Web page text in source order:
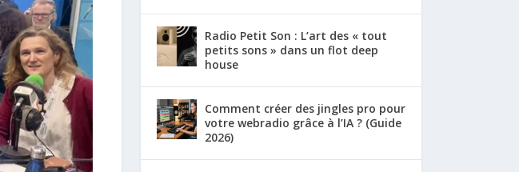
Radio Petit Son : L’art des « tout
petits sons » dans un flot deep
house
Comment créer des jingles pro pour
votre webradio grâce à l’IA ? (Guide
2026)